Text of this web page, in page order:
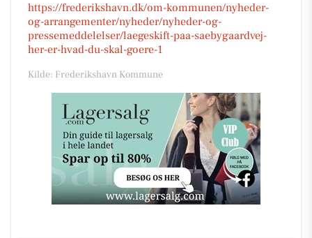
https://frederikshavn.dk/om-kommunen/nyheder-
og-arrangementer/nyheder/nyheder-og-
pressemeddelelser/laegeskift-paa-saebygaardvej-
her-er-hvad-du-skal-goere-1
Kilde: Frederikshavn Kommune